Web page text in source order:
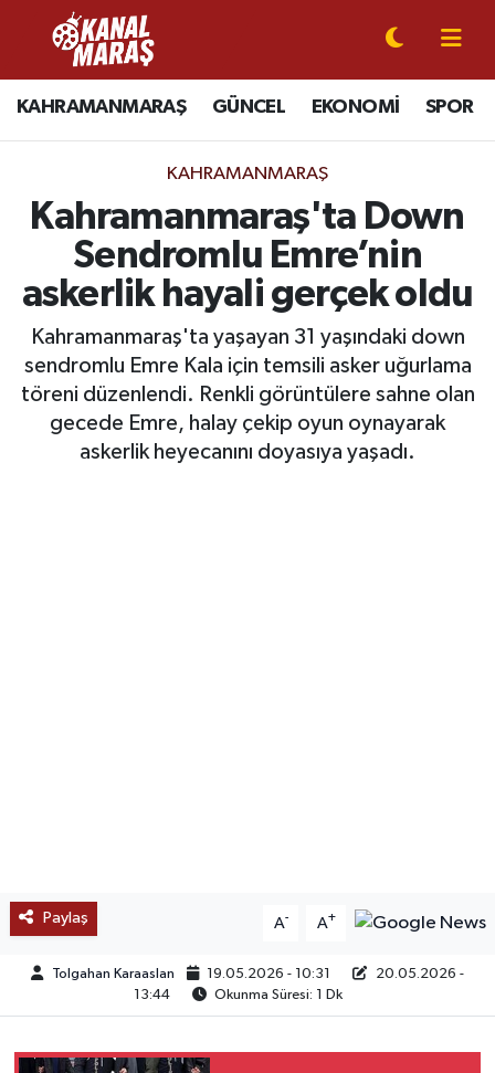
KAHRAMANMARAŞ GÜNCEL EKONOMİ SPOR
KAHRAMANMARAŞ
Kahramanmaraş'ta Down
Sendromlu Emre’nin
askerlik hayali gerçek oldu
Kahramanmaraş'ta yaşayan 31 yaşındaki down
sendromlu Emre Kala için temsili asker uğurlama
töreni düzenlendi. Renkli görüntülere sahne olan
gecede Emre, halay çekip oyun oynayarak
askerlik heyecanını doyasıya yaşadı.
Paylaş A- A+
Tolgahan Karaaslan 19.05.2026 - 10:31
20.05.2026 -
13:44
Okunma Süresi: 1 Dk
CANLI YAYIN
KAHRAMANMARAŞ
SPOR
SİYASET
EKONOMİ
GÜNDEM
MEDYA
OTOMOTİV
Kahramanmaraş Nöbetçi Eczaneler
Kahramanmaraş Hava Durumu
Kahramanmaraş Trafik Yoğunluk Haritası
Süper Lig Puan Durumu ve Fikstür
Tüm Manşetler
Son Dakika Haberleri